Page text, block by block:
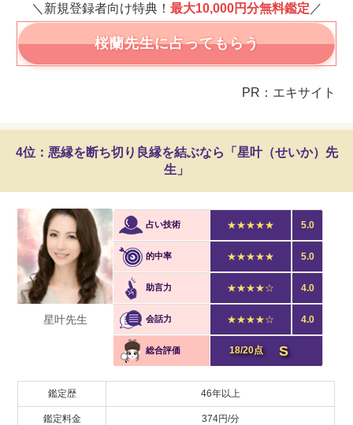
＼新規登録者向け特典！ 最大10,000円分無料鑑定 ／
桜蘭先生に占ってもらう
PR：エキサイト
4位：悪縁を断ち切り良縁を結ぶなら「星叶（せいか）先
生」
星叶先生
占い技術 ★★★★★ 5.0
的中率 ★★★★★ 5.0
助言力 ★★★★☆ 4.0
会話力 ★★★★☆ 4.0
総合評価 18/20点 S
鑑定歴 46年以上
鑑定料金 374円/分